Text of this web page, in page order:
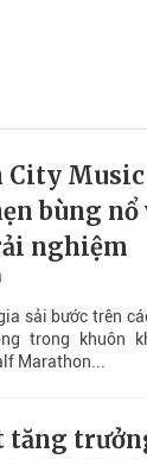
City
bùng nổ
nghiệm
sải bước trên
trong khuôn
Marathon...
tăng